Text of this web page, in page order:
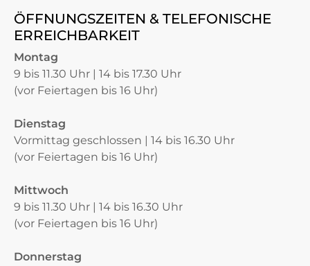
ÖFFNUNGSZEITEN & TELEFONISCHE
ERREICHBARKEIT
Montag
9 bis 11.30 Uhr | 14 bis 17.30 Uhr
(vor Feiertagen bis 16 Uhr)
Dienstag
Vormittag geschlossen | 14 bis 16.30 Uhr
(vor Feiertagen bis 16 Uhr)
Mittwoch
9 bis 11.30 Uhr | 14 bis 16.30 Uhr
(vor Feiertagen bis 16 Uhr)
Donnerstag